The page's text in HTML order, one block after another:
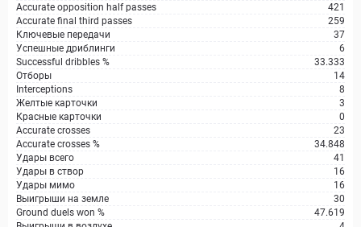
Accurate opposition half passes
421
Accurate final third passes
259
Ключевые передачи
37
Успешные дриблинги
6
Successful dribbles %
33.333
Отборы
14
Interceptions
8
Желтые карточки
3
Красные карточки
0
Accurate crosses
23
Accurate crosses %
34.848
Удары всего
41
Удары в створ
16
Удары мимо
16
Выигрыши на земле
30
Ground duels won %
47.619